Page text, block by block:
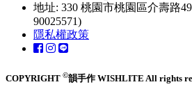
地址: 330 桃園市桃園區介壽路
90025571)
隱私權政策
COPYRIGHT ©韻手作 WISHLITE All rights